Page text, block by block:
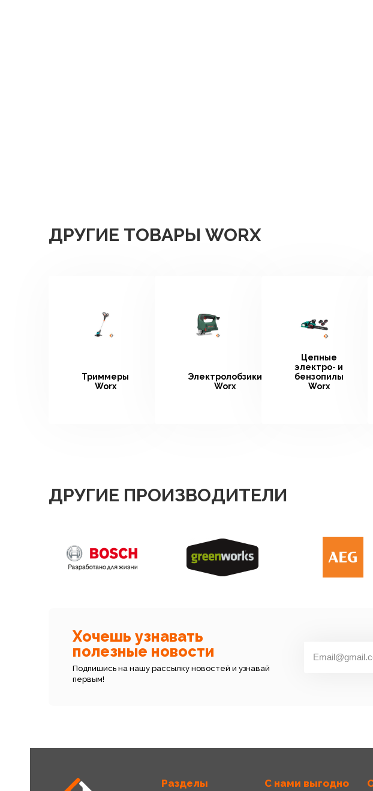
ДРУГИЕ ТОВАРЫ WORX
Триммеры
Worx
Электролобзики
Worx
Цепные
электро- и
бензопилы
Worx
ДРУГИЕ ПРОИЗВОДИТЕЛИ
Хочешь узнавать
полезные новости
Подпишись на нашу рассылку новостей и узнавай
первым!
Разделы С нами выгодно